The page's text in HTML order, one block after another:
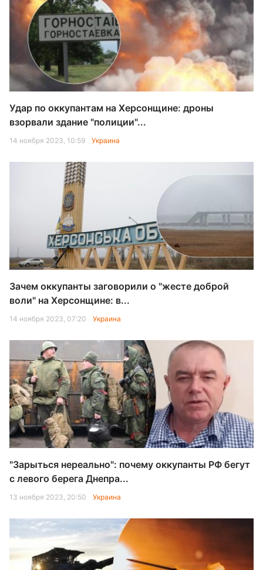
Удар по оккупантам на Херсонщине: дроны
взорвали здание "полиции"...
14 ноября 2023, 10:59 Украина
Зачем оккупанты заговорили о "жесте доброй
воли" на Херсонщине: в...
14 ноября 2023, 07:20 Украина
"Зарыться нереально": почему оккупанты РФ бегут
с левого берега Днепра...
13 ноября 2023, 20:50 Украина